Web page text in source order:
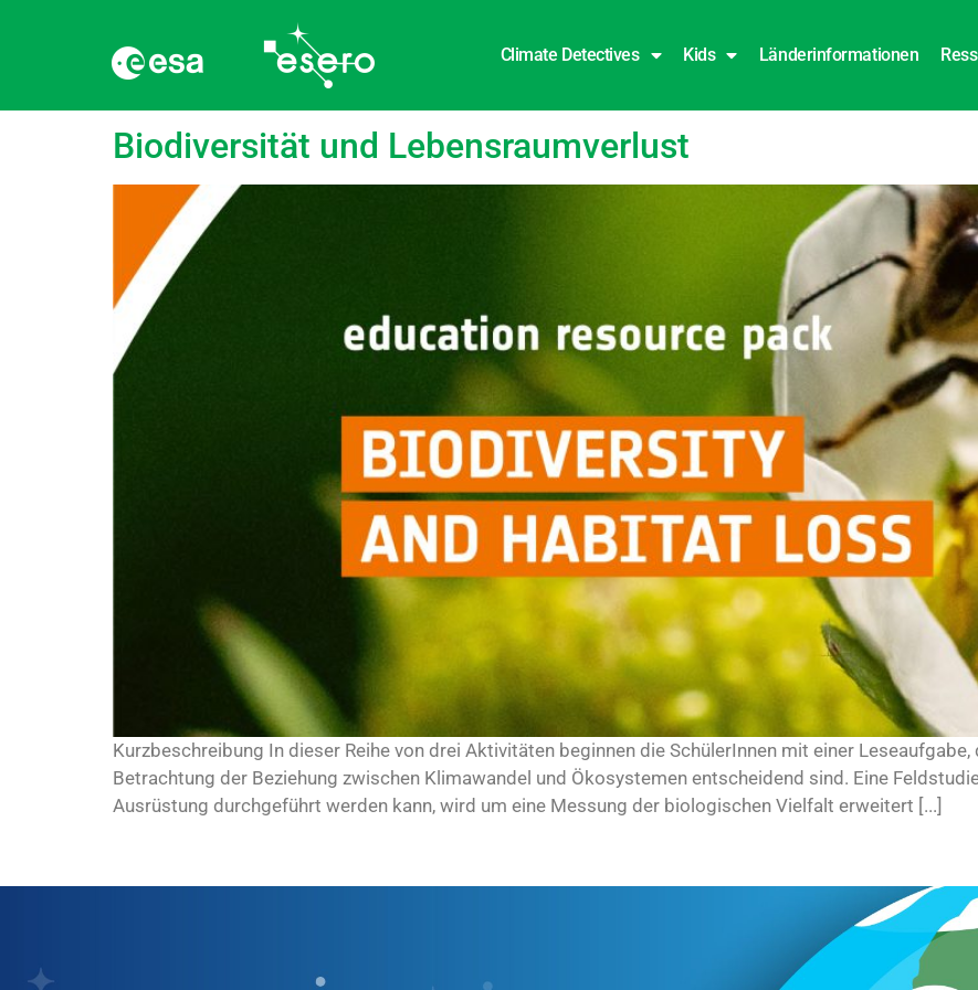
Climate Detectives Kids Länderinformationen
Schlagwort:Biome
Biodiversität und Lebensraumverlust
Kurzbeschreibung In dieser Reihe von drei Aktivitäten beginnen die SchülerInnen mit einer
Betrachtung der Beziehung zwischen Klimawandel und Ökosystemen entscheidend sind. Eine
Ausrüstung durchgeführt werden kann, wird um eine Messung der biologischen Vielfalt erweitert [...]